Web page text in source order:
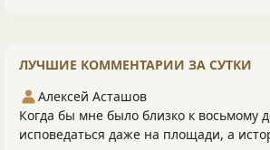
ЛУЧШИЕ КОММЕНТАРИИ ЗА СУТКИ
Алексей Асташов
Когда бы мне было близко к восьмому
исповедаться даже на площади, а